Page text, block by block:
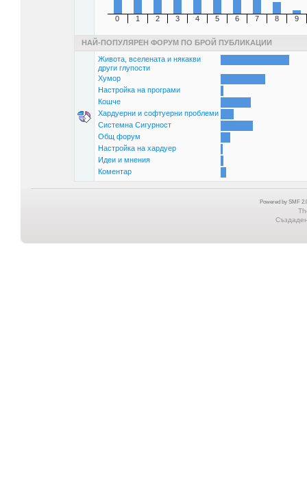
0 1 2 3 4 5 6 7 8 9
НАЙ-ПОПУЛЯРЕН ФОРУМ ПО БРОЙ ПУБЛИКАЦИИ
Живота, вселената и някакви
други глупости
Хумор
Настройка на програми
Кошче
Хардуерни и софтуерни проблеми
Системна Сигурност
Общ форум
Настройка на хардуер
Идеи и мнения
Коментар
Powered by SMF